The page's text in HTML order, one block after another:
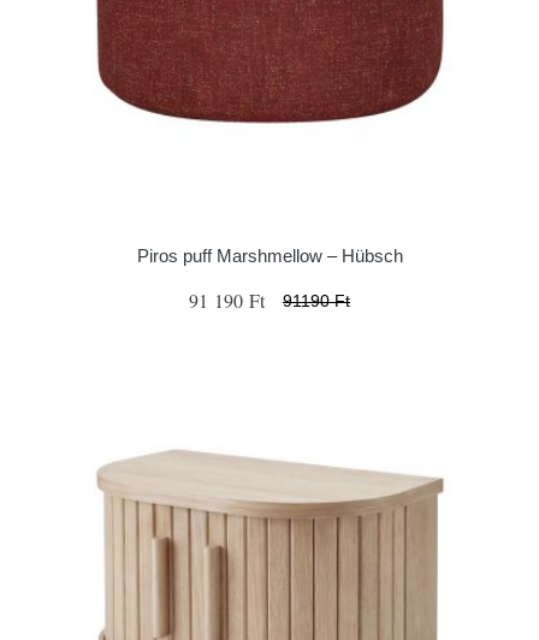
Piros puff Marshmellow – Hübsch
91 190 Ft 91190 Ft